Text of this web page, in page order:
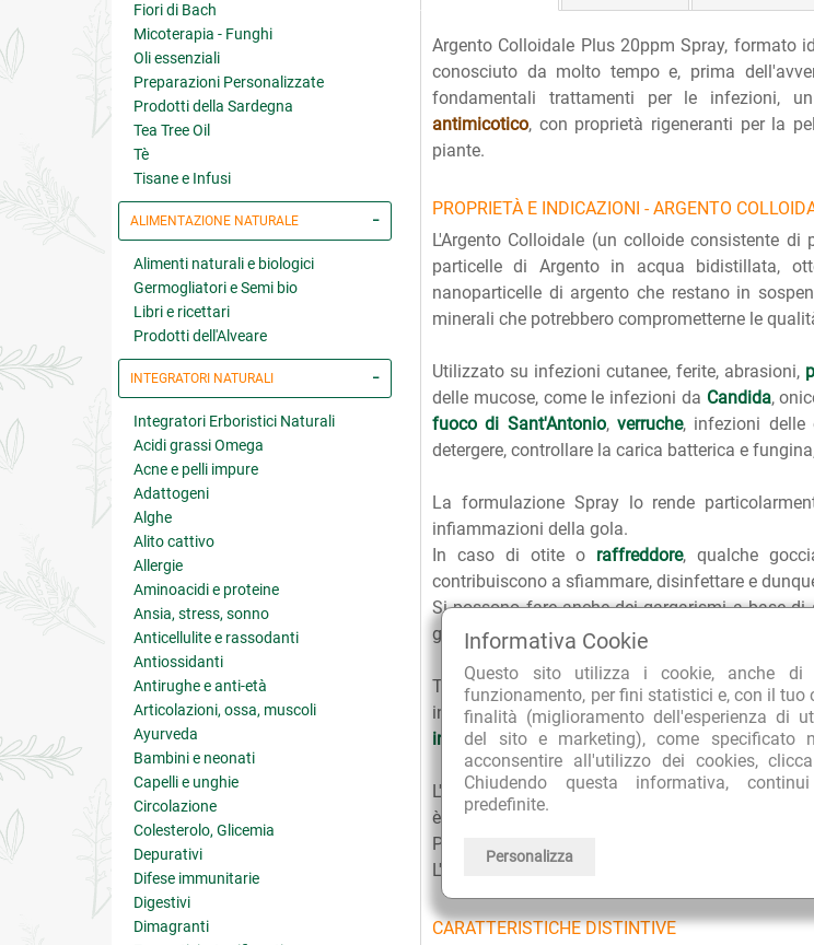
Informativa Cookie
Questo sito utilizza i cookie, anche
funzionamento, per fini statistici e, con il tuo
finalità (miglioramento dell'esperienza di
del sito e marketing), come specificato
acconsentire all'utilizzo dei cookies,
Chiudendo questa informativa,
predefinite.
Personalizza
Fiori di Bach
Micoterapia - Funghi
Oli essenziali
Preparazioni Personalizzate
Prodotti della Sardegna
Tea Tree Oil
Tè
Tisane e Infusi
ALIMENTAZIONE NATURALE
Alimenti naturali e biologici
Germogliatori e Semi bio
Libri e ricettari
Prodotti dell'Alveare
INTEGRATORI NATURALI
Integratori Erboristici Naturali
Acidi grassi Omega
Acne e pelli impure
Adattogeni
Alghe
Alito cattivo
Allergie
Aminoacidi e proteine
Ansia, stress, sonno
Anticellulite e rassodanti
Antiossidanti
Antirughe e anti-età
Articolazioni, ossa, muscoli
Ayurveda
Bambini e neonati
Capelli e unghie
Circolazione
Colesterolo, Glicemia
Depurativi
Difese immunitarie
Digestivi
Dimagranti
Argento Colloidale Plus 20ppm Spray, formato
conosciuto da molto tempo e, prima
fondamentali trattamenti per le infezioni,
antimicotico, con proprietà rigeneranti per la
piante.
PROPRIETÀ E INDICAZIONI - ARGENTO
L'Argento Colloidale (un colloide consistente
particelle di Argento in acqua bidistillata,
nanoparticelle di argento che restano in
minerali che potrebbero comprometterne le
Utilizzato su infezioni cutanee, ferite, abrasioni,
delle mucose, come le infezioni da Candida,
fuoco di Sant'Antonio,verruche, infezioni delle
detergere, controllare la carica batterica e
La formulazione Spray lo rende
infiammazioni della gola.
In caso di otite o raffreddore, qualche
contribuiscono a sfiammare, disinfettare e
Si possono fare anche dei gargarismi a base
gengive.
Tradizionalmente è utilizzato per tutte le
influenzali, infezioni dei seni nasali e
intestinali, infezioni intestinali,gastriti,colite,
L'Argento Colloidale può essere usato anche in
è utile come disinfettante naturale,
Può inoltre essere spruzzato sulle piante e nei
L'utilizzo del prodotto con medicinali o altre
CARATTERISTICHE DISTINTIVE